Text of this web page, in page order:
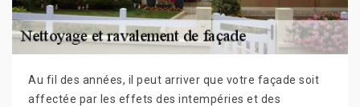
Au fil des années, il peut arriver que votre façade soit
affectée par les effets des intempéries et des